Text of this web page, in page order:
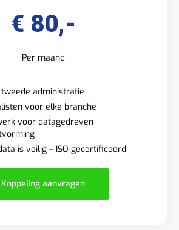
€ 80,-
Per maand
administratie
voor elke branche
voor datagedreven
is veilig – ISO gecertificeerd
Koppeling aanvragen